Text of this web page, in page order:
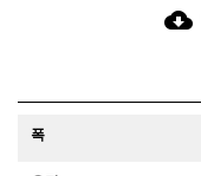
cloud_download
폭